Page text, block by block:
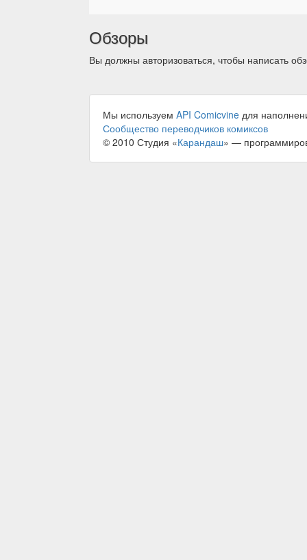
Обзоры
Вы должны авторизоваться, чтобы написать
Мы используем API Comicvine для
Сообщество переводчиков комиксов
© 2010 Студия «Карандаш» —